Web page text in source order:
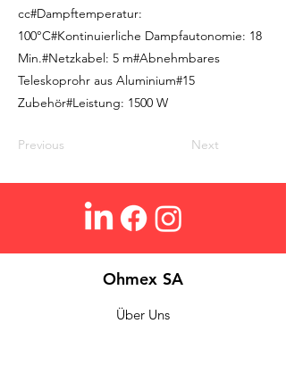
cc#Dampftemperatur:
100°C#Kontinuierliche Dampfautonomie: 18
Min.#Netzkabel: 5 m#Abnehmbares
Teleskoprohr aus Aluminium#15
Zubehör#Leistung: 1500 W
Previous Next
Ohmex SA
Über Uns